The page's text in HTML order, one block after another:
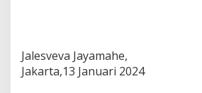
Jalesveva Jayamahe,
Jakarta,13 Januari 2024